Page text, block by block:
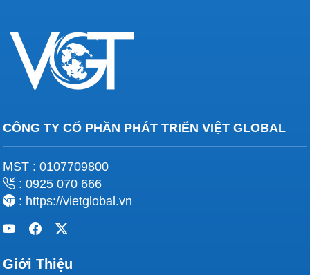
CÔNG TY CỔ PHẦN PHÁT TRIỂN VIỆT GLOBAL
MST : 0107709800
: 0925 070 666
: https://vietglobal.vn
Giới Thiệu